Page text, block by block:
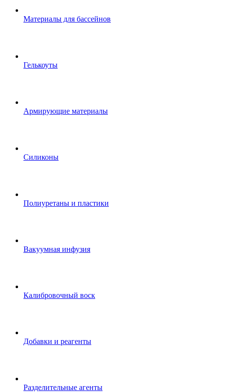
Материалы для бассейнов
Гелькоуты
Армирующие материалы
Силиконы
Полиуретаны и пластики
Вакуумная инфузия
Калибровочный воск
Добавки и реагенты
Разделительные агенты